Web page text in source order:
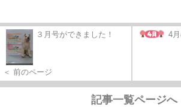
３月号ができました！
＜ 前のページ
4
記事一覧ページへ